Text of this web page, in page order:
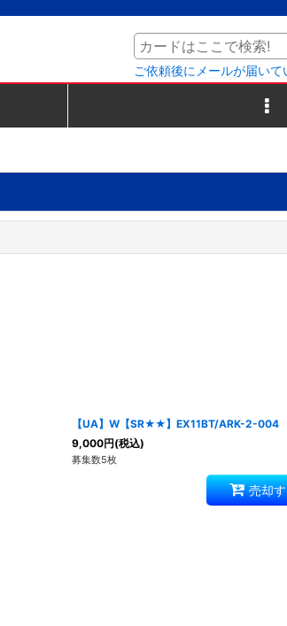
ご依頼後にメールが届い
【UA】W【SR★★】EX11BT/ARK-2-004
9,000円(税込)
募集数5枚
売却